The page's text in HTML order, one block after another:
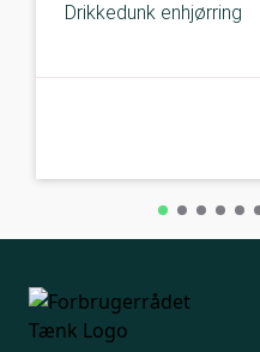
Drikkedunk enhjørring